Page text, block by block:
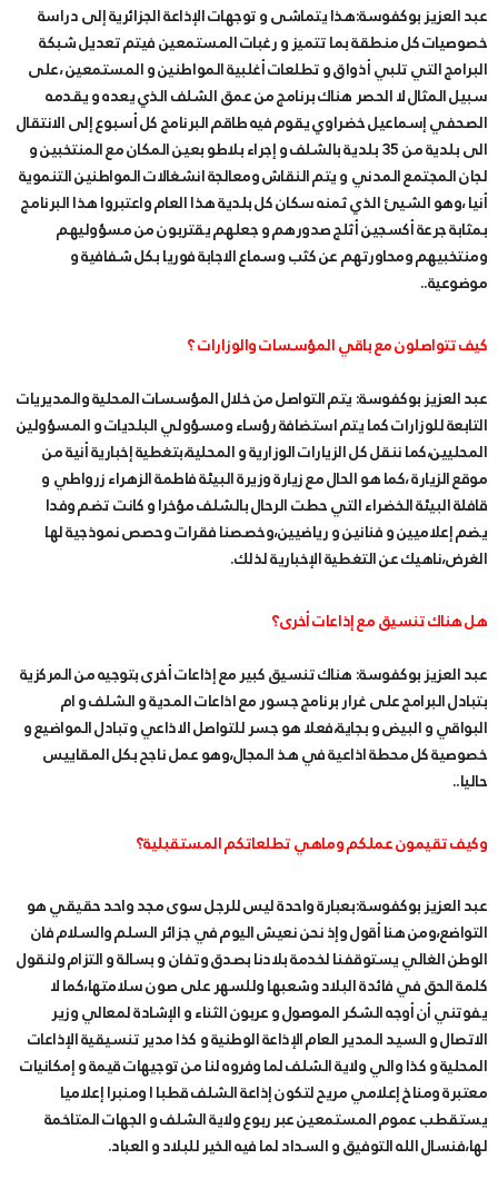
عبد العزيز بوكفوسة:هذا يتماشى و توجهات الإذاعة الجزائرية إلى دراسة
خصوصيات كل منطقة بما تتميز و رغبات المستمعين فيتم تعديل شبكة
البرامج التي تلبي أذواق و تطلعات أغلبية المواطنين و المستمعين ،على
سبيل المثال لا الحصر هناك برنامج من عمق الشلف الذي يعده و يقدمه
الصحفي إسماعيل خضراوي يقوم فيه طاقم البرنامج كل أسبوع إلى الانتقال
الى بلدية من 35 بلدية بالشلف و إجراء بلاطو بعين المكان مع المنتخبين و
لجان المجتمع المدني و يتم النقاش ومعالجة انشغالات المواطنين التنموية
أنيا ،وهو الشيئ الذي ثمنه سكان كل بلدية هذا العام واعتبروا هذا البرنامج
بمثابة جرعة أكسجين أثلج صدورهم و جعلهم يقتربون من مسؤوليهم
ومنتخبيهم ومحاورتهم عن كثب وسماع الاجابة فوريا بكل شفافية و
موضوعية..
كيف تتواصلون مع باقي المؤسسات والوزارات ؟
عبد العزيز بوكفوسة: يتم التواصل من خلال المؤسسات المحلية والمديريات
التابعة للوزارات كما يتم استضافة رؤساء ومسؤولي البلديات و المسؤولين
المحليين،كما ننقل كل الزيارات الوزارية و المحلية،بتغطية إخبارية أنية من
موقع الزيارة ،كما هو الحال مع زيارة وزيرة البيئة فاطمة الزهراء زرواطي و
قافلة البيئة الخضراء التي حطت الرحال بالشلف مؤخرا و كانت تضم وفدا
يضم إعلاميين و فنانين و رياضيين،وخصصنا فقرات وحصص نموذجية لها
الغرض،ناهيك عن التغطية الإخبارية لذلك.
هل هناك تنسيق مع إذاعات أخرى؟
عبد العزيز بوكفوسة: هناك تنسيق كبير مع إذاعات أخرى بتوجيه من المركزية
بتبادل البرامج على غرار برنامج جسور مع اذاعات المدية و الشلف و ام
البواقي و البيض و بجاية،فعلا هو جسر للتواصل الاذاعي وتبادل المواضيع و
خصوصية كل محطة اذاعية في هذ المجال،وهو عمل ناجح بكل المقاييس
حاليا..
وكيف تقيمون عملكم وماهي تطلعاتكم المستقبلية؟
عبد العزيز بوكفوسة:بعبارة واحدة ليس للرجل سوى مجد واحد حقيقي هو
التواضع،ومن هنا أقول وإذ نحن نعيش اليوم في جزائر السلم والسلام فان
الوطن الغالي يستوقفنا لخدمة بلادنا بصدق وتفان و بسالة و التزام ولنقول
كلمة الحق في فائدة البلاد وشعبها وللسهر على صون سلامتها،كما لا
يفوتني أن أوجه الشكر الموصول و عربون الثناء و الإشادة لمعالي وزير
الاتصال و السيد المدير العام الإذاعة الوطنية و كذا مدير تنسيقية الإذاعات
المحلية و كذا والي ولاية الشلف لما وفروه لنا من توجيهات قيمة و إمكانيات
معتبرة ومناخ إعلامي مريح لتكون إذاعة الشلف قطبا ا ومنبرا إعلاميا
يستقطب عموم المستمعين عبر ربوع ولاية الشلف و الجهات المتاخمة
لها،فنسال الله التوفيق و السداد لما فيه الخير للبلاد و العباد.